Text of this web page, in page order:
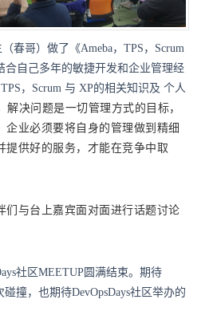
春哥）做了《Ameba，TPS，Scrum
合自己多年的敏捷开发和企业管理经
，Scrum 与 XP的相关知识及 个人
解决问题是一切管理方式的目标，
企业必须要将自身的管理做到精细
提供好的服务，才能在竞争中取
们与台上嘉宾面对面进行话题讨论
社区MEETUP圆满结束。期待
碰撞，也期待DevOpsDays社区举办的